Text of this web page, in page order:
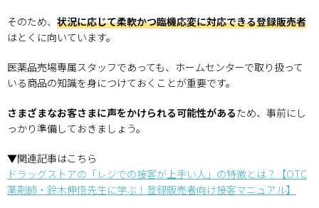
そのため、 状況に応じて柔軟かつ臨機応変に対応できる登録販売者
はとくに向いています。
医薬品売場専属スタッフであっても、ホームセンターで取り扱って
いる商品の知識を身につけておくことが重要です。
さまざまなお客さまに声をかけられる可能性があるため、事前にし
っかり準備しておきましょう。
▼関連記事はこちら
ドラッグストアの「レジでの接客が上手い人」の特徴とは？【OTC
薬剤師・鈴木伸悟先生に学ぶ！登録販売者向け接客マニュアル】